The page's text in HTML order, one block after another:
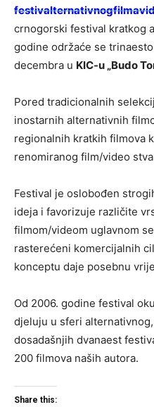
crnogorski festival kratkog
godine održaće se
decembra u KIC-u „Budo
Pored tradicionalnih
inostarnih alternativnih
regionalnih kratkih filmova
renomiranog film/video
Festival je oslobođen
ideja i favorizuje različite
filmom/videom uglavnom
rasterećeni komercijalnih
konceptu daje posebnu
Od 2006. godine festival
djeluju u sferi
dosadašnjih dvanaest
200 filmova naših autora.
Share this: